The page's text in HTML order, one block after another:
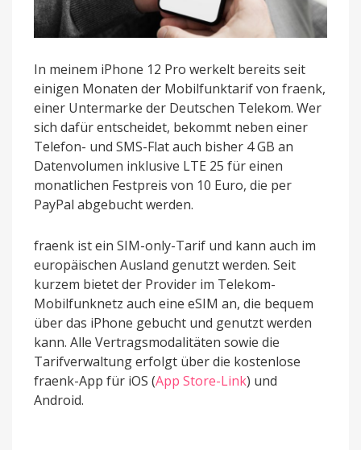
In meinem iPhone 12 Pro werkelt bereits seit
einigen Monaten der Mobilfunktarif von fraenk,
einer Untermarke der Deutschen Telekom. Wer
sich dafür entscheidet, bekommt neben einer
Telefon- und SMS-Flat auch bisher 4 GB an
Datenvolumen inklusive LTE 25 für einen
monatlichen Festpreis von 10 Euro, die per
PayPal abgebucht werden.
fraenk ist ein SIM-only-Tarif und kann auch im
europäischen Ausland genutzt werden. Seit
kurzem bietet der Provider im Telekom-
Mobilfunknetz auch eine eSIM an, die bequem
über das iPhone gebucht und genutzt werden
kann. Alle Vertragsmodalitäten sowie die
Tarifverwaltung erfolgt über die kostenlose
fraenk-App für iOS (App Store-Link) und
Android.